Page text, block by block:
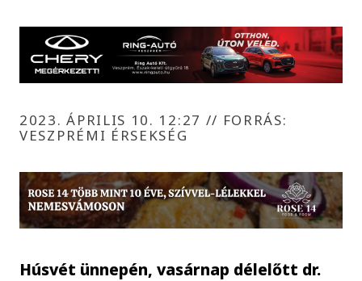
2023. ÁPRILIS 10. 12:27 // FORRÁS:
VESZPRÉMI ÉRSEKSÉG
Húsvét ünnepén, vasárnap délelőtt dr.